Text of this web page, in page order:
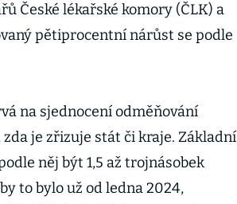
České lékařské komory (ČLK) a
pětiprocentní nárůst se podle
na sjednocení odměňování
je zřizuje stát či kraje. Základní
něj být 1,5 až trojnásobek
to bylo už od ledna 2024,